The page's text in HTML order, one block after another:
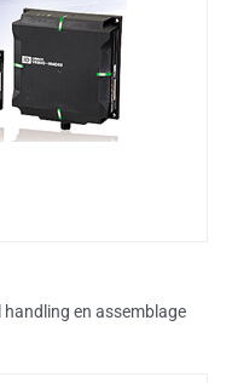
handling en assemblage